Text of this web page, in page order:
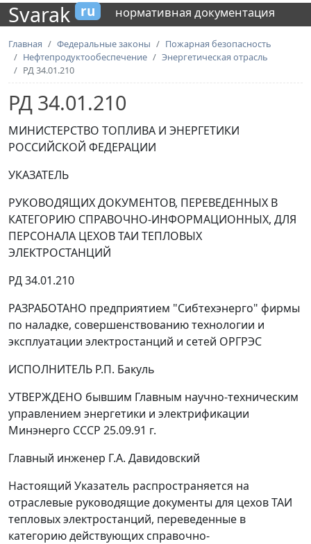
Svarak ru нормативная документация
Главная Федеральные законы
Пожарная безопасность
Нефтепродуктообеспечение
Энергетическая отрасль
РД 34.01.210
РД 34.01.210
МИНИСТЕРСТВО ТОПЛИВА И ЭНЕРГЕТИКИ
РОССИЙСКОЙ ФЕДЕРАЦИИ
УКАЗАТЕЛЬ
РУКОВОДЯЩИХ ДОКУМЕНТОВ, ПЕРЕВЕДЕННЫХ В
КАТЕГОРИЮ СПРАВОЧНО-ИНФОРМАЦИОННЫХ, ДЛЯ
ПЕРСОНАЛА ЦЕХОВ ТАИ ТЕПЛОВЫХ
ЭЛЕКТРОСТАНЦИЙ
РД 34.01.210
РАЗРАБОТАНО предприятием "Сибтехэнерго" фирмы
по наладке, совершенствованию технологии и
эксплуатации электростанций и сетей ОРГРЭС
ИСПОЛНИТЕЛЬ Р.П. Бакуль
УТВЕРЖДЕНО бывшим Главным научно-техническим
управлением энергетики и электрификации
Минэнерго СССР 25.09.91 г.
Главный инженер Г.А. Давидовский
Настоящий Указатель распространяется на
отраслевые руководящие документы для цехов ТАИ
тепловых электростанций, переведенные в
категорию действующих справочно-